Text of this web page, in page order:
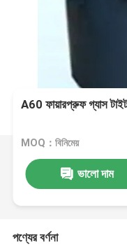
A60 ফায়ারপ্রুফ গ্যাস
MOQ：বিনিমেয়
ভালো দাম
পণ্যের বর্ণনা